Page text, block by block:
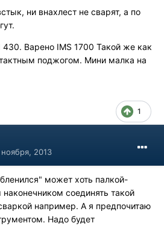
ни внахлест не сварят, а по
430. Варено IMS 1700 Такой же как
поджогом. Мини малка на
1
2013
может хоть палкой-
соединять такой
например. А я предпочитаю
Надо будет